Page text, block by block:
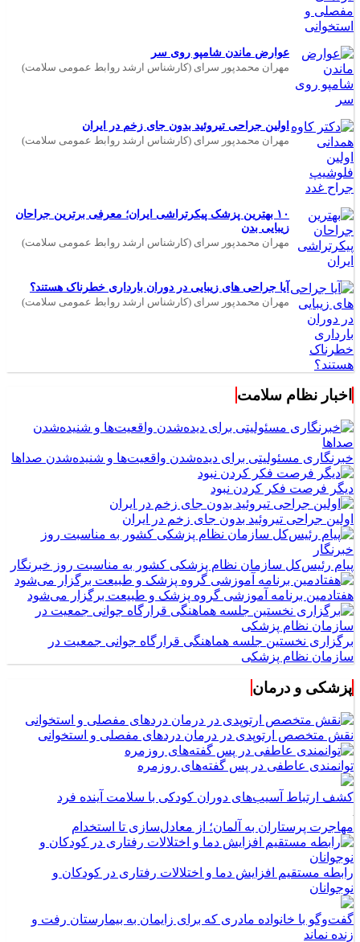
عوارض ماندن شامپو روی سر
مهران محمدپور سرای (کارشناس ارشد روابط عمومی سلامت)
اولین جراحی تیروئید بدون جای زخم در ایران
مهران محمدپور سرای (کارشناس ارشد روابط عمومی سلامت)
۱۰ بهترین پزشک پیکرتراشی ایران؛ معرفی برترین جراحان
زیبایی بدن
مهران محمدپور سرای (کارشناس ارشد روابط عمومی سلامت)
آیا جراحی های زیبایی در دوران بارداری خطرناک هستند؟
مهران محمدپور سرای (کارشناس ارشد روابط عمومی سلامت)
اخبار نظام سلامت
خبرنگاری مسئولیتی برای دیده‌شدن واقعیت‌ها و شنیده‌شدن صداها
دیگر فرصت فکر کردن نبود
اولین جراحی تیروئید بدون جای زخم در ایران
پیام رئیس‌کل سازمان نظام پزشکی کشور به مناسبت روز خبرنگار
هفتادمین برنامه آموزشی گروه پزشک و طبیعت برگزار می‌شود
برگزاری نخستین جلسه هماهنگی قرارگاه جوانی جمعیت در
سازمان نظام پزشکی
پزشکی و درمان
نقش متخصص ارتوپدی در درمان دردهای مفصلی و استخوانی
توانمندی عاطفی در پس گفته‌های روزمره
کشف ارتباط آسیب‌های دوران کودکی با سلامت آینده فرد
مهاجرت پرستاران به آلمان؛ از معادل‌سازی تا استخدام
رابطه مستقیم افزایش دما و اختلالات رفتاری در کودکان و
نوجوانان
گفت‌وگو با خانواده مادری که برای زایمان به بیمارستان رفت و
زنده نماند